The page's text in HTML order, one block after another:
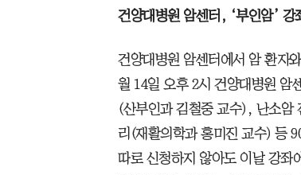
건양대병원 암센터, ‘부인암’ 강
건양대병원 암센터에서 암 환자
월 14일 오후 2시 건양대병원 암
(산부인과 김철중 교수), 난소암
리(재활의학과 홍미진 교수) 등
따로 신청하지 않아도 이날 강좌